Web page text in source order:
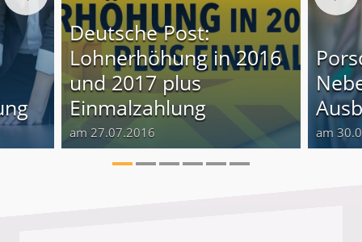
Deutsche Post:
Lohnerhöhung in 2016
und 2017 plus
Einmalzahlung
am 27.07.2016 am